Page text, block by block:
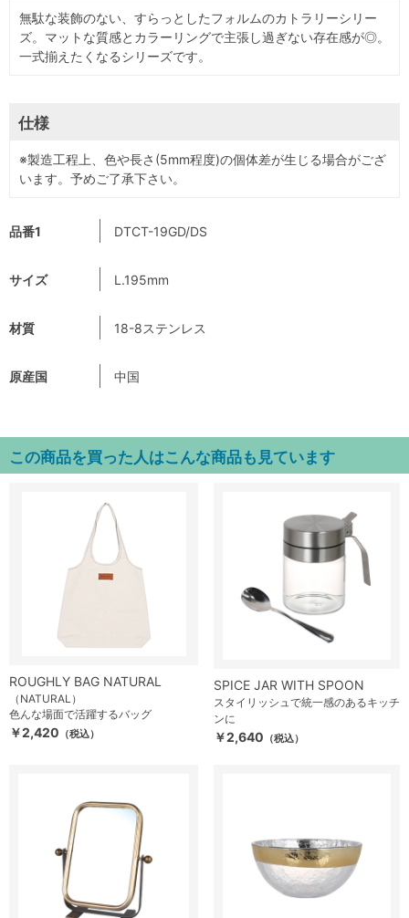
品番1 DTCT-19GD/DS
サイズ L.195mm
材質 18-8ステンレス
原産国 中国
無駄な装飾のない、すらっとしたフォルムのカトラリーシリー
ズ。マットな質感とカラーリングで主張し過ぎない存在感が◎。
一式揃えたくなるシリーズです。
仕様
※製造工程上、色や長さ(5mm程度)の個体差が生じる場合がござ
います。予めご了承下さい。
この商品を買った人はこんな商品も見ています
ROUGHLY BAG NATURAL
（NATURAL）
色んな場面で活躍するバッグ
￥2,420 （税込）
SPICE JAR WITH SPOON
スタイリッシュで統一感のあるキッチ
ンに
￥2,640 （税込）